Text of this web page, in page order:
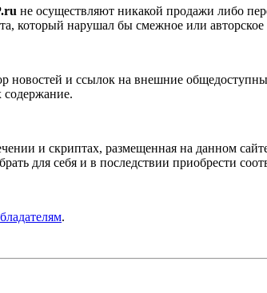
не осуществляют никакой продажи либо
который нарушал бы смежное или авторское
новостей и ссылок на внешние
содержание.
и скриптах, размещенная на данном
для себя и в последствии приобрести
.